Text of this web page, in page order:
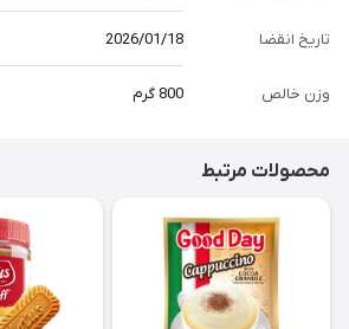
تاریخ انقضا 2026/01/18
وزن خالص 800 گرم
محصولات مرتبط